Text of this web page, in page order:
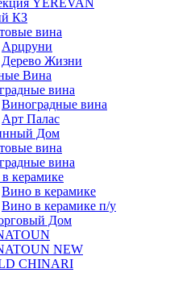
YEREVAN
КЗ
вина
Арцруни
Дерево Жизни
Вина
вина
Виноградные вина
Арт Палас
Дом
вина
вина
керамике
Вино в керамике
Вино в керамике п/у
Дом
NEW
CHINARI